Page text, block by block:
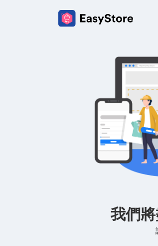
我們將